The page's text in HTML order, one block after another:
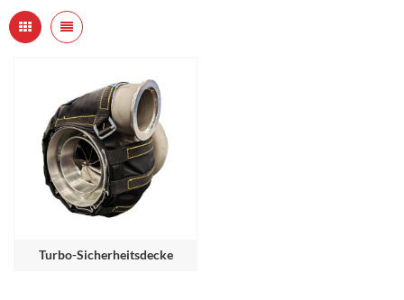
Turbo-Sicherheitsdecke